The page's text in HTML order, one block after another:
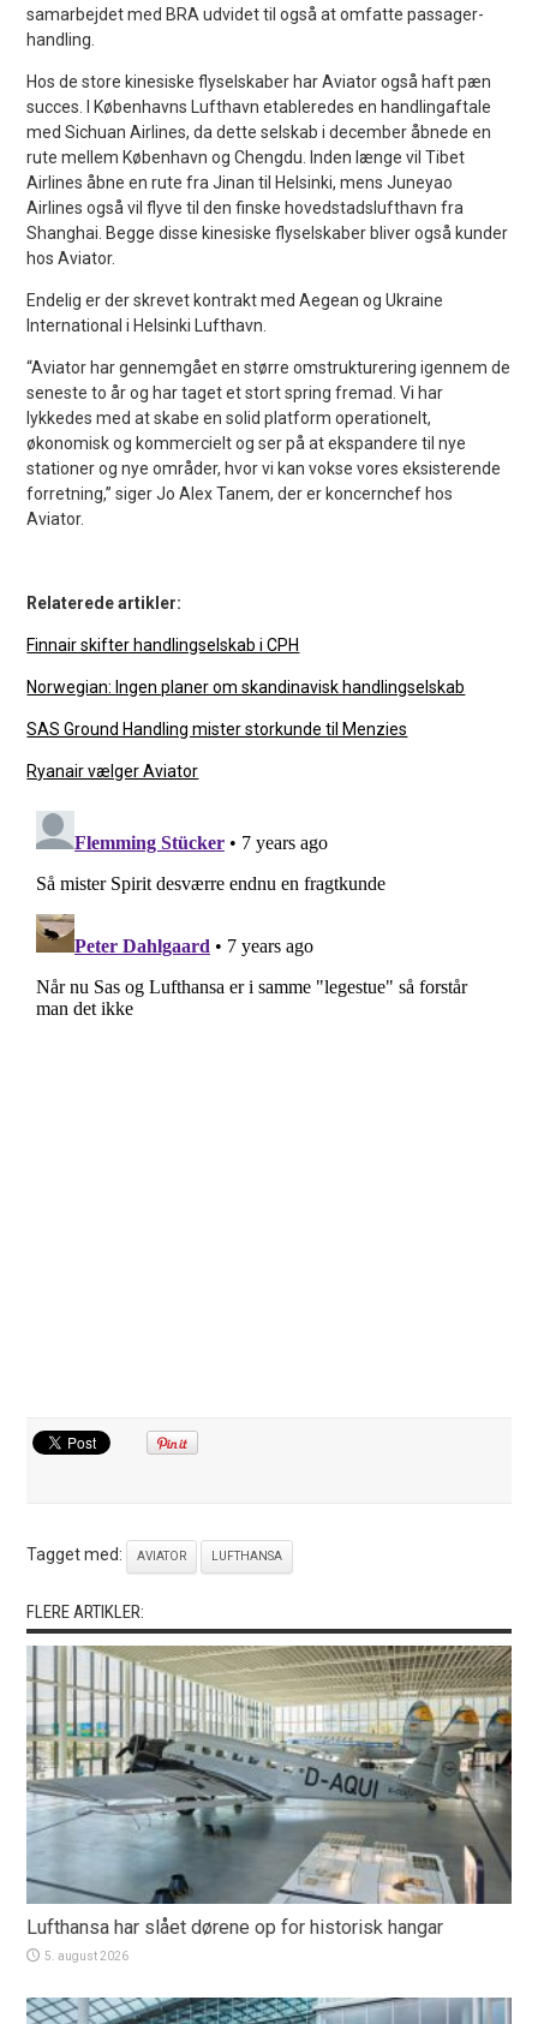
samarbejdet med BRA udvidet til også at omfatte passager-
handling.
Hos de store kinesiske flyselskaber har Aviator også haft pæn
succes. I Københavns Lufthavn etableredes en handlingaftale
med Sichuan Airlines, da dette selskab i december åbnede en
rute mellem København og Chengdu. Inden længe vil Tibet
Airlines åbne en rute fra Jinan til Helsinki, mens Juneyao
Airlines også vil flyve til den finske hovedstadslufthavn fra
Shanghai. Begge disse kinesiske flyselskaber bliver også kunder
hos Aviator.
Endelig er der skrevet kontrakt med Aegean og Ukraine
International i Helsinki Lufthavn.
“Aviator har gennemgået en større omstrukturering igennem de
seneste to år og har taget et stort spring fremad. Vi har
lykkedes med at skabe en solid platform operationelt,
økonomisk og kommercielt og ser på at ekspandere til nye
stationer og nye områder, hvor vi kan vokse vores eksisterende
forretning,” siger Jo Alex Tanem, der er koncernchef hos
Aviator.
Relaterede artikler:
Finnair skifter handlingselskab i CPH
Norwegian: Ingen planer om skandinavisk handlingselskab
SAS Ground Handling mister storkunde til Menzies
Ryanair vælger Aviator
Tagget med: AVIATOR LUFTHANSA
FLERE ARTIKLER:
Lufthansa har slået dørene op for historisk hangar
5. august 2026